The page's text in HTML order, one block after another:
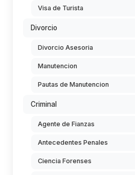
Visa de Turista
Divorcio
Divorcio Asesoria
Manutencion
Pautas de Manutencion
Criminal
Agente de Fianzas
Antecedentes Penales
Ciencia Forenses